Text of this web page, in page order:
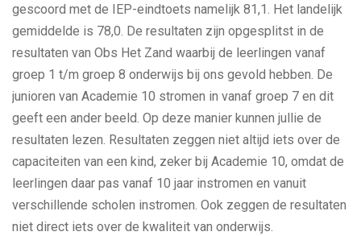
gescoord met de IEP-eindtoets namelijk 81,1. Het landelijk
gemiddelde is 78,0. De resultaten zijn opgesplitst in de
resultaten van Obs Het Zand waarbij de leerlingen vanaf
groep 1 t/m groep 8 onderwijs bij ons gevold hebben. De
junioren van Academie 10 stromen in vanaf groep 7 en dit
geeft een ander beeld. Op deze manier kunnen jullie de
resultaten lezen. Resultaten zeggen niet altijd iets over de
capaciteiten van een kind, zeker bij Academie 10, omdat de
leerlingen daar pas vanaf 10 jaar instromen en vanuit
verschillende scholen instromen. Ook zeggen de resultaten
niet direct iets over de kwaliteit van onderwijs.